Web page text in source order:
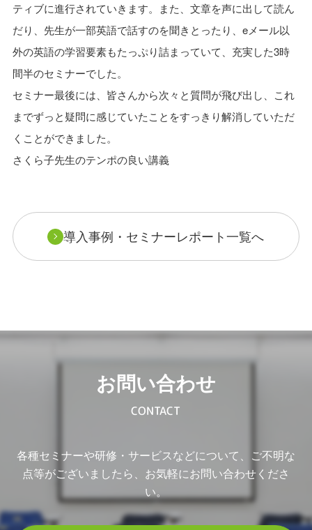
ティブに進行されていきます。また、文章を声に出して読ん
だり、先生が一部英語で話すのを聞きとったり、eメール以
外の英語の学習要素もたっぷり詰まっていて、充実した3時
間半のセミナーでした。
セミナー最後には、皆さんから次々と質問が飛び出し、これ
までずっと疑問に感じていたことをすっきり解消していただ
くことができました。
さくら子先生のテンポの良い講義
導入事例・セミナーレポート一覧へ
お問い合わせ
CONTACT
各種セミナーや研修・サービスなどについて、ご不明な
点等がございましたら、お気軽にお問い合わせくださ
い。